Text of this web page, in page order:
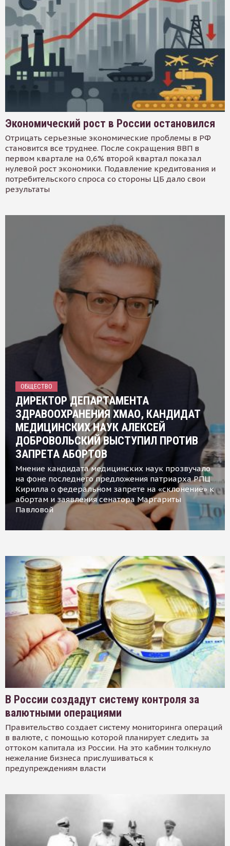
Экономический рост в России остановился
Отрицать серьезные экономические проблемы в РФ
становится все труднее. После сокращения ВВП в
первом квартале на 0,6% второй квартал показал
нулевой рост экономики. Подавление кредитования и
потребительского спроса со стороны ЦБ дало свои
результаты
ОБЩЕСТВО
ДИРЕКТОР ДЕПАРТАМЕНТА
ЗДРАВООХРАНЕНИЯ ХМАО, КАНДИДАТ
МЕДИЦИНСКИХ НАУК АЛЕКСЕЙ
ДОБРОВОЛЬСКИЙ ВЫСТУПИЛ ПРОТИВ
ЗАПРЕТА АБОРТОВ
Мнение кандидата медицинских наук прозвучало
на фоне последнего предложения патриарха РПЦ
Кирилла о федеральном запрете на «склонение» к
абортам и заявления сенатора Маргариты
Павловой
В России создадут систему контроля за
валютными операциями
Правительство создает систему мониторинга операций
в валюте, с помощью которой планирует следить за
оттоком капитала из России. На это кабмин толкнуло
нежелание бизнеса прислушиваться к
предупреждениям власти